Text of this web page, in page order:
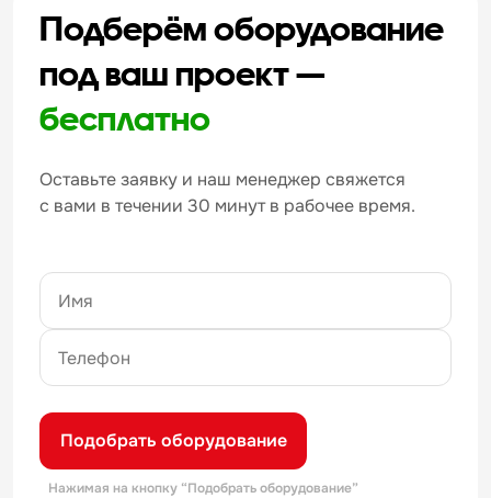
Подберём оборудование
под ваш проект —
бесплатно
Оставьте заявку и наш менеджер свяжется
с вами в течении 30 минут в рабочее время.
Подобрать оборудование
Нажимая на кнопку “Подобрать оборудование”